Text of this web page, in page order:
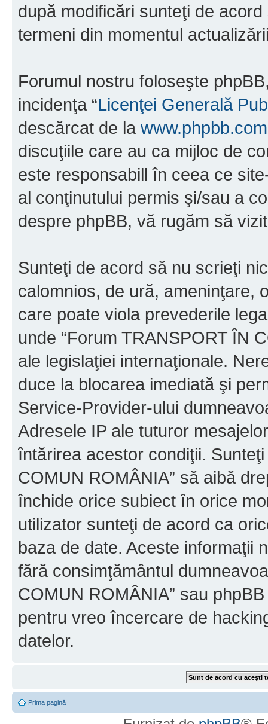
după modificări sunteţi de
termeni din momentul
Forumul nostru foloseşte
incidenţa “Licenţei Generală
descărcat de la www.phpbb.com
discuţiile care au ca mijloc de
este responsabill în ceea ce
al conţinutului permis şi/sau a
despre phpBB, vă rugăm să
Sunteţi de acord să nu scrieţi
calomnios, de ură, ameninţare,
care poate viola prevederile
unde “Forum TRANSPORT ÎN
ale legislaţiei internaţionale.
duce la blocarea imediată şi
Service-Provider-ului
Adresele IP ale tuturor
întărirea acestor condiţii.
COMUN ROMÂNIA” să aibă
închide orice subiect în orice
utilizator sunteţi de acord ca
baza de date. Aceste informaţii
fără consimţământul
COMUN ROMÂNIA” sau
pentru vreo încercare de
datelor.
Prima pagină